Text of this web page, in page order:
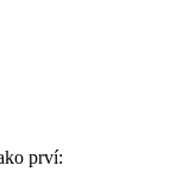
prví: